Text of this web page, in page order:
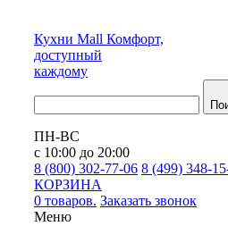
Кухни Mall Комфорт,
доступный
каждому
ПН-ВС
с 10:00 до 20:00
8 (800) 302-77-06 8 (499) 348-
КОРЗИНА
0 товаров. Заказать звонок
Меню